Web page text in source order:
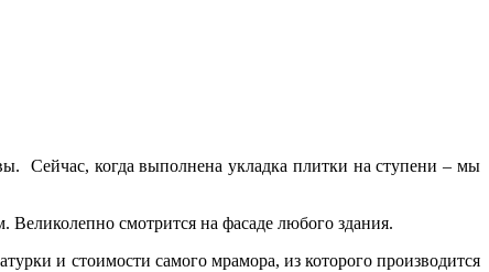
Сейчас, когда выполнена укладка плитки на ступени – мы
смотрится на фасаде любого здания.
и стоимости самого мрамора, из которого производится